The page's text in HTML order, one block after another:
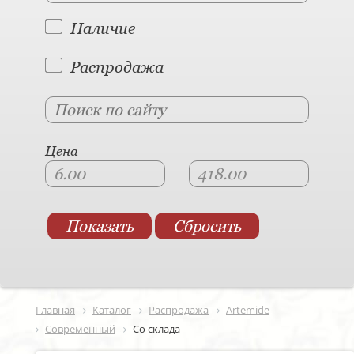
Наличие
Распродажа
Цена
Главная Каталог Распродажа
Artemide
Современный
Со склада